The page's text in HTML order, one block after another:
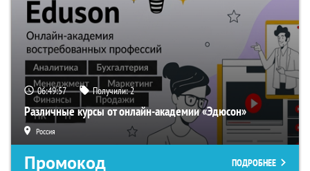
06:49:56 Получили:2
Различные курсы от онлайн-академии «Эдюсон»
Россия
Промокод ПОДРОБНЕЕ